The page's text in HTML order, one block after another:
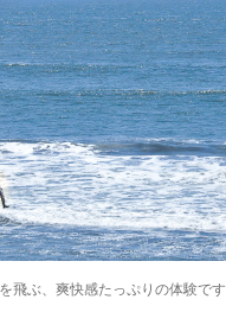
飛ぶ、爽快感たっぷりの体験です